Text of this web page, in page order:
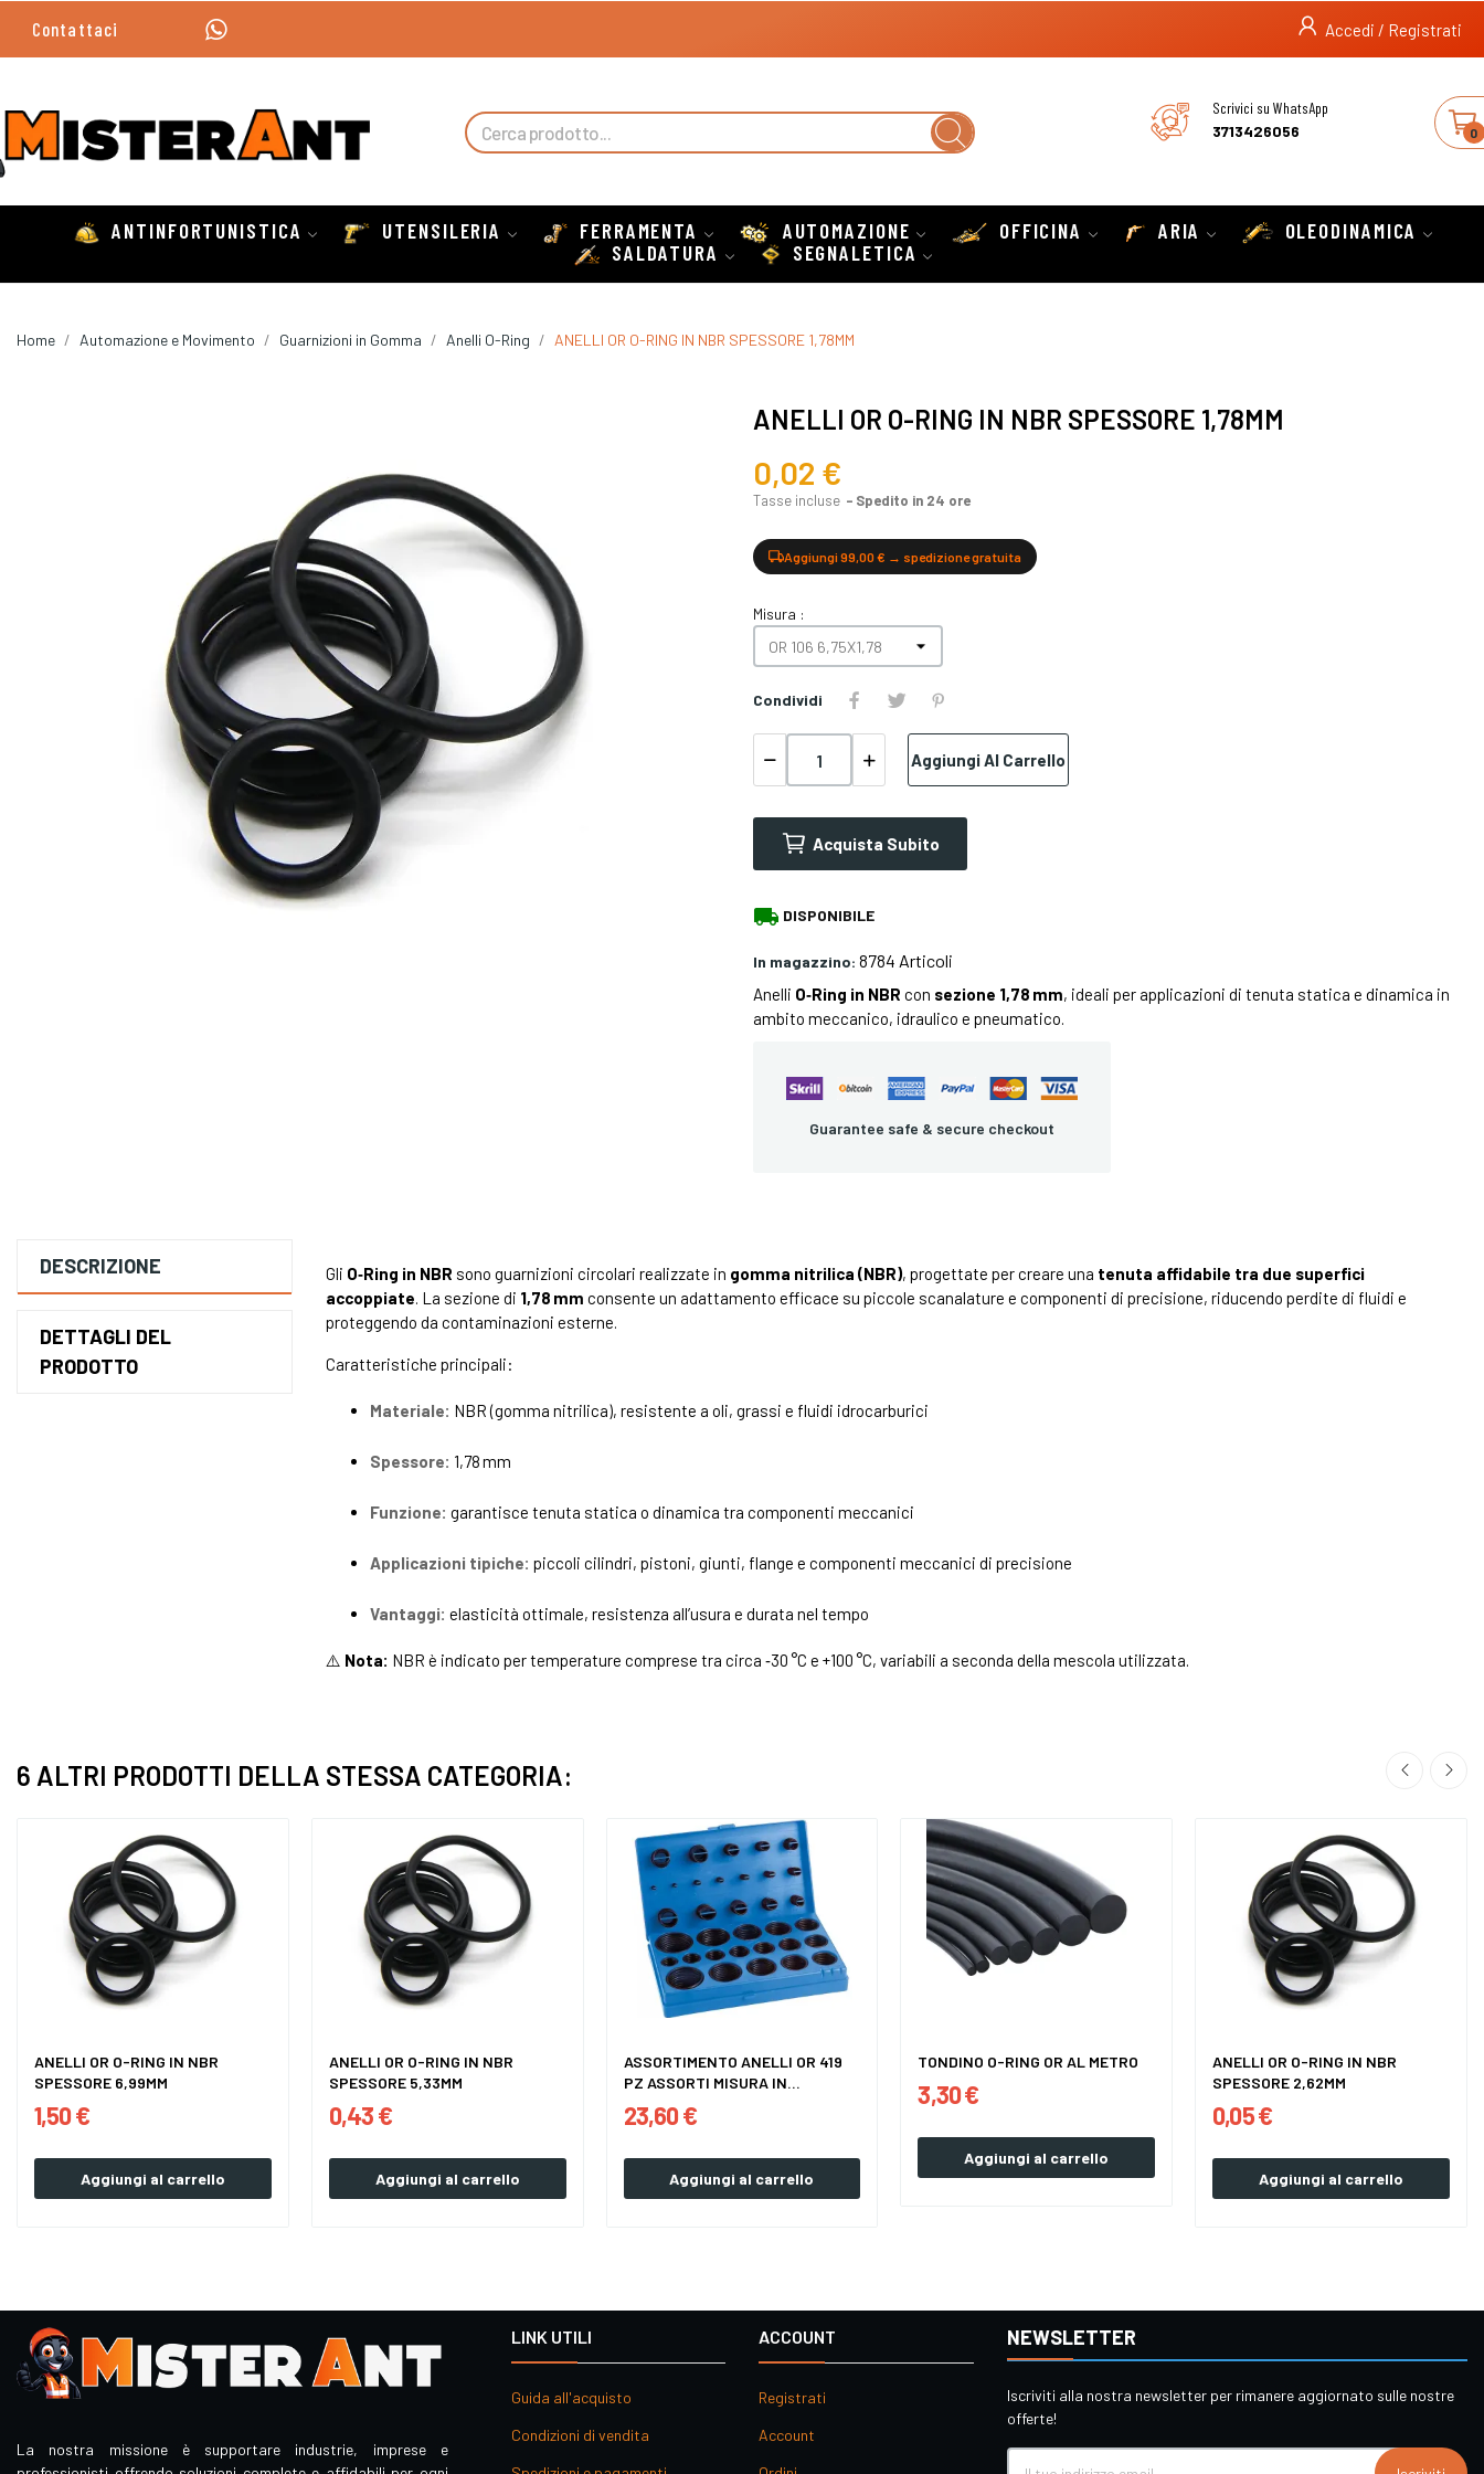
Contattaci Accedi / Registrati
0
Scrivici su WhatsApp
3713426056
ANTINFORTUNISTICA UTENSILERIA FERRAMENTA AUTOMAZIONE OFFICINA ARIA
OLEODINAMICA
SALDATURA
SEGNALETICA
Home Automazione e Movimento Guarnizioni in Gomma Anelli O-Ring ANELLI OR O-RING IN NBR SPESSORE 1,78MM
ANELLI OR O-RING IN NBR SPESSORE 1,78MM
0,02 €
Tasse incluse Spedito in 24 ore
Aggiungi 99,00 € → spedizione gratuita
Misura :
Condividi
Aggiungi Al Carrello
Acquista Subito
local_shipping DISPONIBILE
In magazzino: 8784 Articoli
Anelli O‑Ring in NBR con sezione 1,78 mm, ideali per applicazioni di tenuta statica e dinamica in
ambito meccanico, idraulico e pneumatico.
Guarantee safe & secure checkout
DESCRIZIONE
DETTAGLI DEL
PRODOTTO
Gli O‑Ring in NBR sono guarnizioni circolari realizzate in gomma nitrilica (NBR), progettate per creare una tenuta affidabile tra due superfici
accoppiate. La sezione di 1,78 mm consente un adattamento efficace su piccole scanalature e componenti di precisione, riducendo perdite di fluidi e
proteggendo da contaminazioni esterne.
Caratteristiche principali:
Materiale: NBR (gomma nitrilica), resistente a oli, grassi e fluidi idrocarburici
Spessore: 1,78 mm
Funzione: garantisce tenuta statica o dinamica tra componenti meccanici
Applicazioni tipiche: piccoli cilindri, pistoni, giunti, flange e componenti meccanici di precisione
Vantaggi: elasticità ottimale, resistenza all’usura e durata nel tempo
⚠️ Nota: NBR è indicato per temperature comprese tra circa ‑30 °C e +100 °C, variabili a seconda della mescola utilizzata.
6 ALTRI PRODOTTI DELLA STESSA CATEGORIA:
ANELLI OR O-RING IN NBR
SPESSORE 6,99MM
1,50 €
Aggiungi al carrello
ANELLI OR O-RING IN NBR
SPESSORE 5,33MM
0,43 €
Aggiungi al carrello
ASSORTIMENTO ANELLI OR 419
PZ ASSORTI MISURA IN...
23,60 €
Aggiungi al carrello
TONDINO O-RING OR AL METRO
3,30 €
Aggiungi al carrello
ANELLI OR O-RING IN NBR
SPESSORE 2,62MM
0,05 €
Aggiungi al carrello
La nostra missione è supportare industrie, imprese e
LINK UTILI
Guida all'acquisto
Condizioni di vendita
ACCOUNT
Registrati
Account
NEWSLETTER
Iscriviti alla nostra newsletter per rimanere aggiornato sulle nostre
offerte!